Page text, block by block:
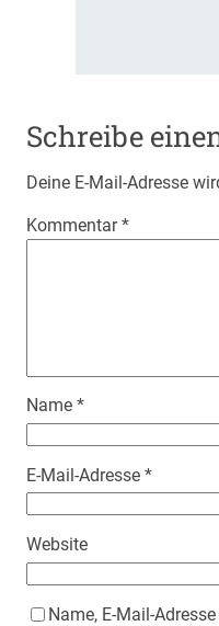
Schreibe
Deine E-Mail-Adresse
Kommentar*
Name *
E-Mail-Adresse *
Website
Name, E-Mail-